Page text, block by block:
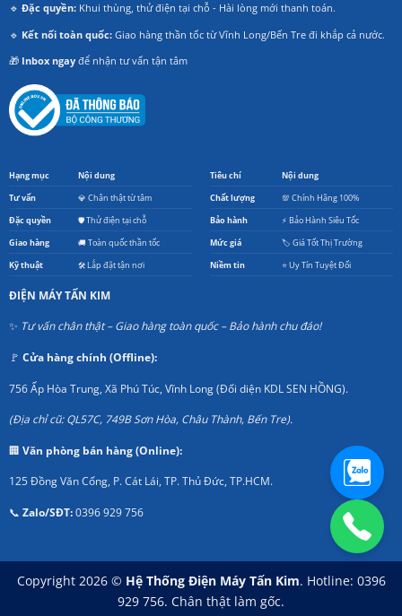
🔹 Đặc quyền:Khui thùng, thử điện tại chỗ - Hài lòng mới thanh toán.
🔹 Kết nối toàn quốc:Giao hàng thần tốc từ Vĩnh Long/Bến Tre đi khắp cả nước.
🎁 Inbox ngayđể nhận tư vấn tận tâm
Hạng mục Nội dung
Tư vấn 💎 Chân thật từ tâm
Đặc quyền 🛡️ Thử điện tại chỗ
Giao hàng 🚚 Toàn quốc thần tốc
Kỹ thuật 🛠️ Lắp đặt tận nơi
Tiêu chí Nội dung
Chất lượng 💯 Chính Hãng 100%
Bảo hành ⚡ Bảo Hành Siêu Tốc
Mức giá 🏷️ Giá Tốt Thị Trường
Niềm tin ⭐ Uy Tín Tuyệt Đối
ĐIỆN MÁY TẤN KIM
✨ Tư vấn chân thật – Giao hàng toàn quốc – Bảo hành chu đáo!
🚩 Cửa hàng chính (Offline):
756 Ấp Hòa Trung, Xã Phú Túc, Vĩnh Long (Đối diện KDL SEN HỒNG).
(Địa chỉ cũ: QL57C, 749B Sơn Hòa, Châu Thành, Bến Tre).
🏢 Văn phòng bán hàng (Online):
125 Đồng Văn Cống, P. Cát Lái, TP. Thủ Đức, TP.HCM.
📞 Zalo/SĐT:0396 929 756
Copyright 2026 © Hệ Thống Điện Máy Tấn Kim. Hotline: 0396
929 756. Chân thật làm gốc.